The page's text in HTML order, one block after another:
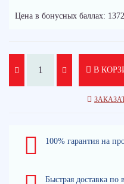
Цена в бонусных баллах: 1372
В
100% гарантия на
Быстрая доставка по